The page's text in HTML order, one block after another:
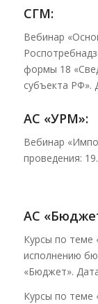
СГМ:
Вебинар
формы 18
субъекта РФ».
АС «УРМ»:
Вебинар
проведения:
АС
Курсы по теме
исполнению
«Бюджет».
Курсы по теме